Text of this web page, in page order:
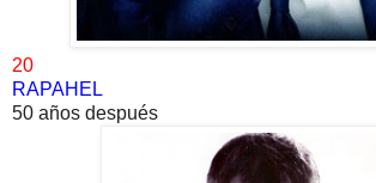
20
RAPAHEL
50 años después